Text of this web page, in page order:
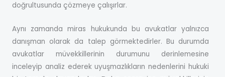
doğrultusunda çözmeye çalışırlar.
Aynı zamanda miras hukukunda bu avukatlar yalnızca
danışman olarak da talep görmektedirler. Bu durumda
avukatlar müvekkillerinin durumunu derinlemesine
inceleyip analiz ederek uyuşmazlıkların nedenlerini hukuki